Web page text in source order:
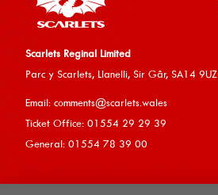
experience on our website.
Allow cookies
Scarlets Reginal Limited
Parc y Scarlets, Llanelli, Sir Gâr, SA14 9UZ
Email: comments@scarlets.wales
Ticket Office: 01554 29 29 39
General: 01554 78 39 00